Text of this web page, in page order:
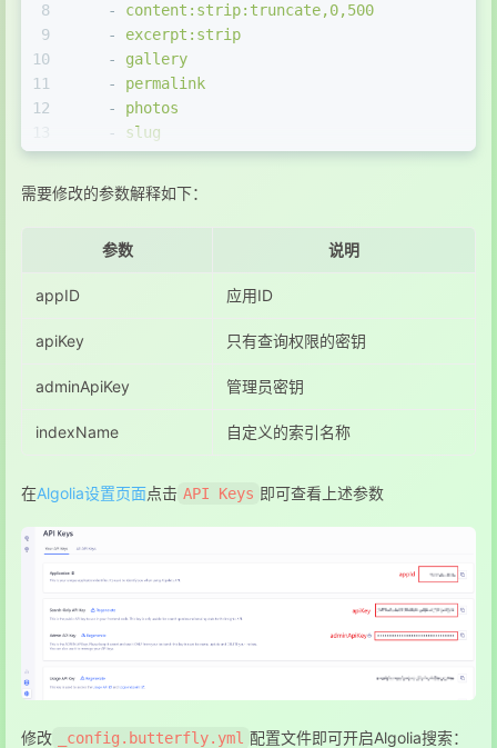
8
9
10
11
12
14
15
-
content:strip:truncate,0,500
-
excerpt:strip
-
gallery
-
permalink
-
photos
-
slug
- tags
-
title
需要修改的参数解释如下：
参数 说明
appID 应用ID
apiKey 只有查询权限的密钥
adminApiKey 管理员密钥
indexName 自定义的索引名称
在Algolia设置页面点击 API Keys 即可查看上述参数
修改 _config.butterfly.yml 配置文件即可开启Algolia搜索：